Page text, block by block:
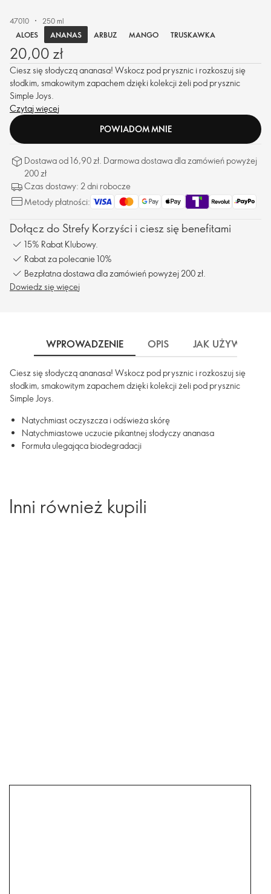
47010
250 ml
ALOES
ANANAS ARBUZ MANGO TRUSKAWKA
20,00 zł
Ciesz się słodyczą ananasa! Wskocz pod prysznic i rozkoszuj się
słodkim, smakowitym zapachem dzięki kolekcji żeli pod prysznic
Simple Joys.
Czytaj więcej
POWIADOM MNIE
Dostawa od 16,90 zł. Darmowa dostawa dla zamówień powyżej
200 zł
Czas dostawy: 2 dni robocze
Metody płatności:
Dołącz do Strefy Korzyści i ciesz się benefitami
15% Rabat Klubowy.
Rabat za polecanie 10%
Bezpłatna dostawa dla zamówień powyżej 200 zł.
Dowiedz się więcej
WPROWADZENIE OPIS JAK UŻYWAĆ
Ciesz się słodyczą ananasa! Wskocz pod prysznic i rozkoszuj się
słodkim, smakowitym zapachem dzięki kolekcji żeli pod prysznic
Simple Joys.
Natychmiast oczyszcza i odświeża skórę
Natychmiastowe uczucie pikantnej słodyczy ananasa
Formuła ulegająca biodegradacji
Inni również kupili